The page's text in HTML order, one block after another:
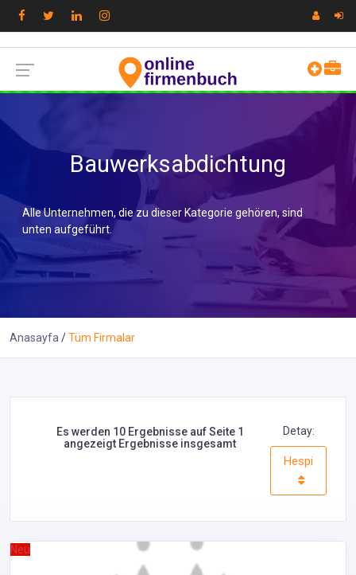
Bauwerksabdichtung
Alle Unternehmen, die zu dieser Kategorie gehören, sind
unten aufgeführt.
Anasayfa Tüm Firmalar
Es werden 10 Ergebnisse auf Seite 1
angezeigt Ergebnisse insgesamt
Detay:
Hespi
Neu